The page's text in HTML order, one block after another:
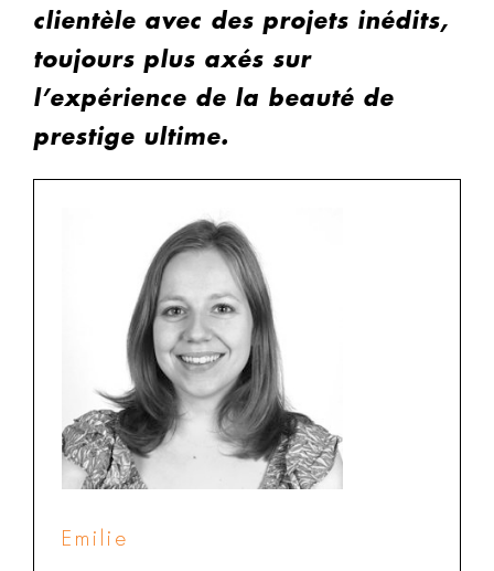
clientèle avec des projets inédits,
toujours plus axés sur
l’expérience de la beauté de
prestige ultime.
Emilie